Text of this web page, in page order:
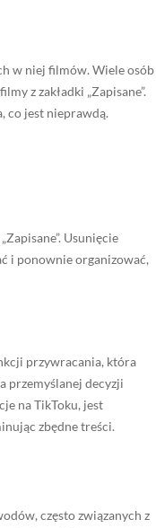
w niej filmów. Wiele osób
z zakładki „Zapisane”.
co jest nieprawdą.
Usunięcie
i ponownie organizować,
przywracania, która
przemyślanej decyzji
na TikToku, jest
zbędne treści.
często związanych z